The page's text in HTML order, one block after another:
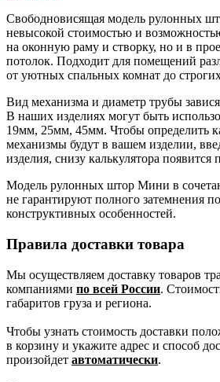
Свободновисящая модель рулонных
невысокой стоимостью и
на оконную раму и створку, но и в
потолок. Подходит для помещений
от уютных спальных комнат до
Вид механизма и диаметр трубы
В наших изделиях могут быть
19мм, 25мм, 45мм. Чтобы определить
механизмы будут в вашем изделии,
изделия, снизу калькулятора появится
Модель рулонных штор Мини в
не гарантируют полного затемнения
конструктивных особенностей.
Правила доставки товара
Мы осуществляем доставку товаров
компаниями по всей России.
габаритов груза и региона.
Чтобы узнать стоимость доставки
в корзину и укажите адрес и способ
произойдет автоматически.